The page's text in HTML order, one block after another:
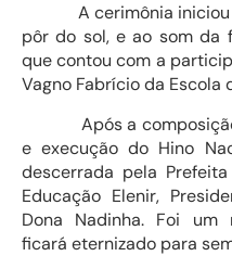
A cerimônia iniciou
pôr do sol, e ao som da
que contou com a
Vagno Fabrício da Escola
Após a composição
e execução do Hino
descerrada pela
Educação Elenir,
Dona Nadinha. Foi um
ficará eternizado para